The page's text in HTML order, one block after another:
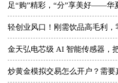
轻创业风口！刚需饮品高毛利
炒黄金模拟交易怎么开户？需要